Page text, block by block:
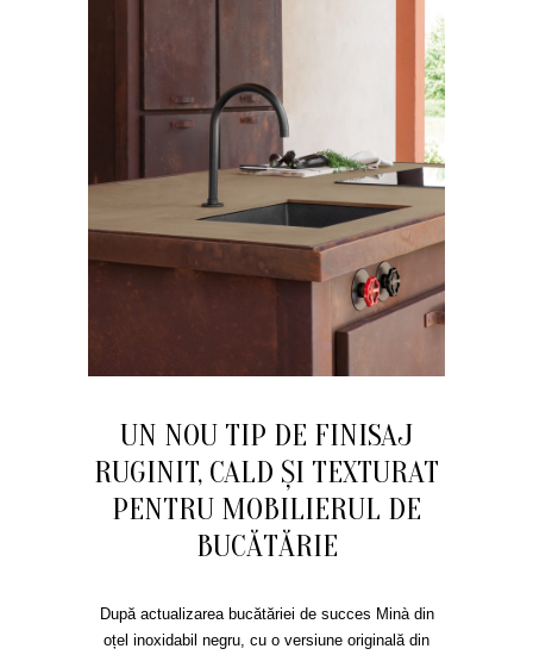
UN NOU TIP DE FINISAJ
RUGINIT, CALD ȘI TEXTURAT
PENTRU MOBILIERUL DE
BUCĂTĂRIE
După actualizarea bucătăriei de succes Minà din
oțel inoxidabil negru, cu o versiune originală din